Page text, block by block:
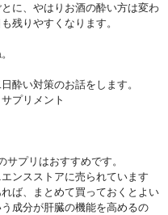
に、やはりお酒の酔い方は変わ
残りやすくなります。
酔い対策のお話をします。
プリメント
サプリはおすすめです。
ンスストアに売られています
ば、まとめて買っておくとよい
成分が肝臓の機能を高めるの